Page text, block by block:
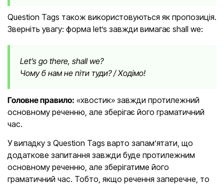
Question Tags також використовуються як пропозиція.
Зверніть увагу: форма let’s завжди вимагає shall we:
Let’s go there, shall we?
Чому б нам не піти туди? / Ходімо!
Головне правило: «хвостик» завжди протилежний
основному реченню, але зберігає його граматичний
час.
У випадку з Question Tags варто запам’ятати, що
додаткове запитання завжди буде протилежним
основному реченню, але зберігатиме його
граматичний час. Тобто, якщо речення заперечне, то